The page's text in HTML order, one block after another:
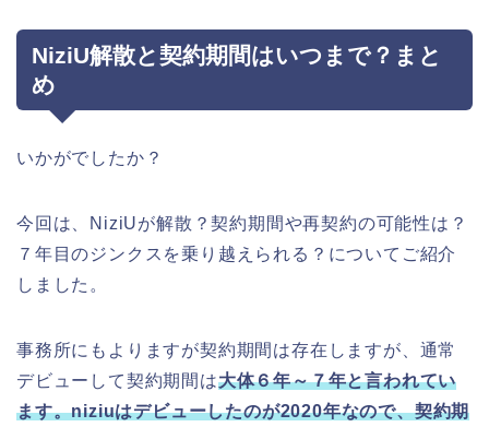
NiziU解散と契約期間はいつまで？まと
め
いかがでしたか？
今回は、NiziUが解散？契約期間や再契約の可能性は？
７年目のジンクスを乗り越えられる？についてご紹介
しました。
事務所にもよりますが契約期間は存在しますが、通常
デビューして契約期間は大体６年～７年と言われてい
ます。niziuはデビューしたのが2020年なので、契約期